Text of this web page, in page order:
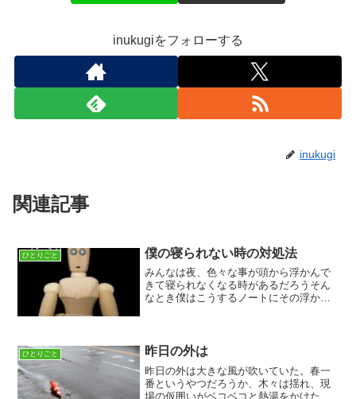
inukugiをフォローする
inukugi
関連記事
ひとりごと 僕の寝られない時の対処法
みんなは夜、色々な事が頭から浮かんで
きて寝られなくなる時があるだろうそん
なとき僕はこうするノートにその浮かん
ことができ解決が早くなる...
ひとりごと 昨日の外は
昨日の外は大きな風が吹いていた。春一
番というやつだろうか、木々は揺れ、現
場の仮囲いがベコベコと熱湯をかけたシ